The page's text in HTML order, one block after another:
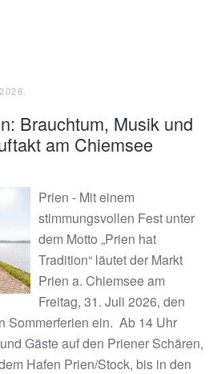
Brauchtum, Musik und
am Chiemsee
Prien - Mit einem
stimmungsvollen Fest unter
dem Motto „Prien hat
Tradition“ läutet der Markt
Prien a. Chiemsee am
Freitag, 31. Juli 2026, den
Sommerferien ein. Ab 14 Uhr
Gäste auf den Priener Schären,
Hafen Prien/Stock, bis in den